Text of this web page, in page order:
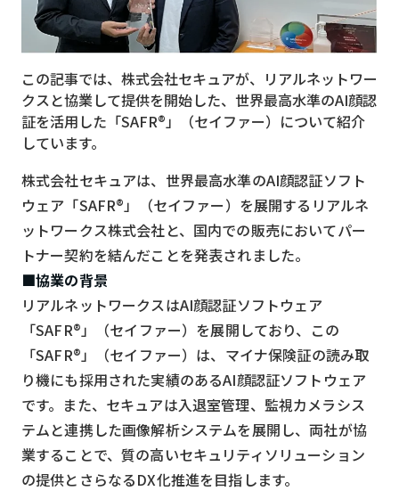
クラウド
M2M
VPN
スマート〇〇
スマート農業
ドローン
ロボット
スマート物流
IoT
DX
ニュース
デジタルサイネージ
カメラ
Wi-Fi
この記事では、株式会社セキュアが、リアルネットワー
クスと協業して提供を開始した、世界最高水準のAI顔認
証を活用した「SAFR®」（セイファー）について紹介
しています。
株式会社セキュアは、世界最高水準のAI顔認証ソフト
ウェア「SAFR®」（セイファー）を展開するリアルネ
ットワークス株式会社と、国内での販売においてパー
トナー契約を結んだことを発表されました。
■協業の背景
リアルネットワークスはAI顔認証ソフトウェア
「SAFR®」（セイファー）を展開しており、この
「SAFR®」（セイファー）は、マイナ保険証の読み取
り機にも採用された実績のあるAI顔認証ソフトウェア
です。また、セキュアは入退室管理、監視カメラシス
テムと連携した画像解析システムを展開し、両社が協
業することで、質の高いセキュリティソリューション
の提供とさらなるDX化推進を目指します。